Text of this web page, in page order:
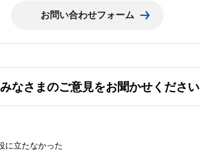
なさまのご意見をお聞かせください
に立たなかった